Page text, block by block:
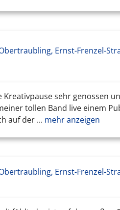
Ernst-Frenzel-
Kreativpause sehr genossen
tollen Band live einem
auf der ... mehr anzeigen
Ernst-Frenzel-